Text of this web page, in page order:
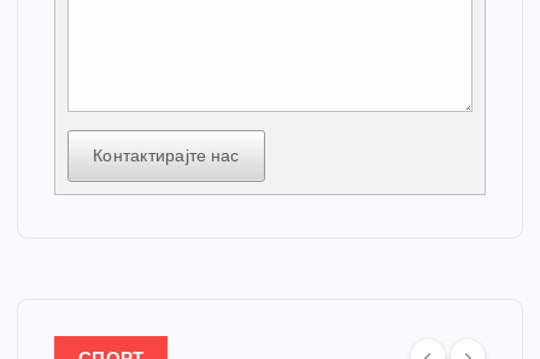
Контактирајте нас